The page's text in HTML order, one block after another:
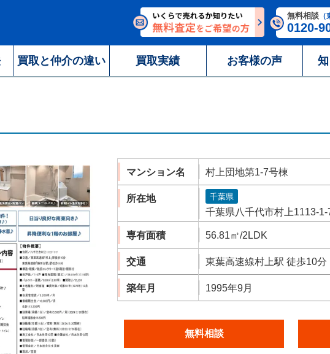
無料相談
0120-
買取と仲介の違い 買取実績 お客様の声
マンション名 村上団地第1-7号棟
所在地 千葉県
千葉県八千代市村上1113-1-
専有面積 56.81㎡/2LDK
交通 東葉高速線村上駅 徒歩10分
築年月 1995年9月
無料相談